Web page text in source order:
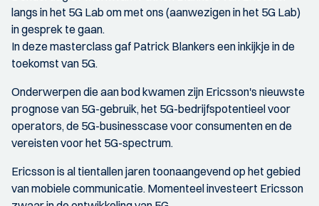
langs in het 5G Lab om met ons (aanwezigen in het 5G Lab)
in gesprek te gaan.
In deze masterclass gaf Patrick Blankers een inkijkje in de
toekomst van 5G.
Onderwerpen die aan bod kwamen zijn Ericsson's nieuwste
prognose van 5G-gebruik, het 5G-bedrijfspotentieel voor
operators, de 5G-businesscase voor consumenten en de
vereisten voor het 5G-spectrum.
Ericsson is al tientallen jaren toonaangevend op het gebied
van mobiele communicatie. Momenteel investeert Ericsson